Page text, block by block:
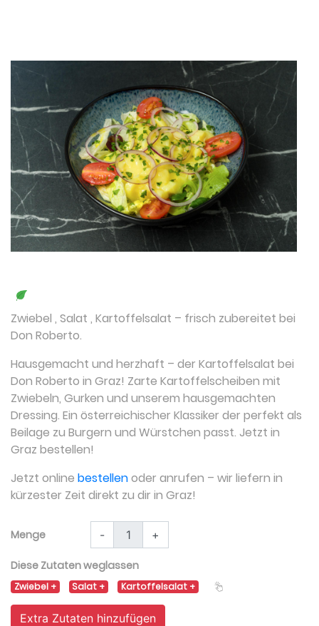
Zwiebel , Salat , Kartoffelsalat – frisch zubereitet bei
Don Roberto.
Hausgemacht und herzhaft – der Kartoffelsalat bei
Don Roberto in Graz! Zarte Kartoffelscheiben mit
Zwiebeln, Gurken und unserem hausgemachten
Dressing. Ein österreichischer Klassiker der perfekt als
Beilage zu Burgern und Würstchen passt. Jetzt in
Graz bestellen!
Jetzt online bestellenoder anrufen – wir liefern in
kürzester Zeit direkt zu dir in Graz!
Menge - +
Diese Zutaten weglassen
Zwiebel Salat Kartoffelsalat
Extra Zutaten hinzufügen